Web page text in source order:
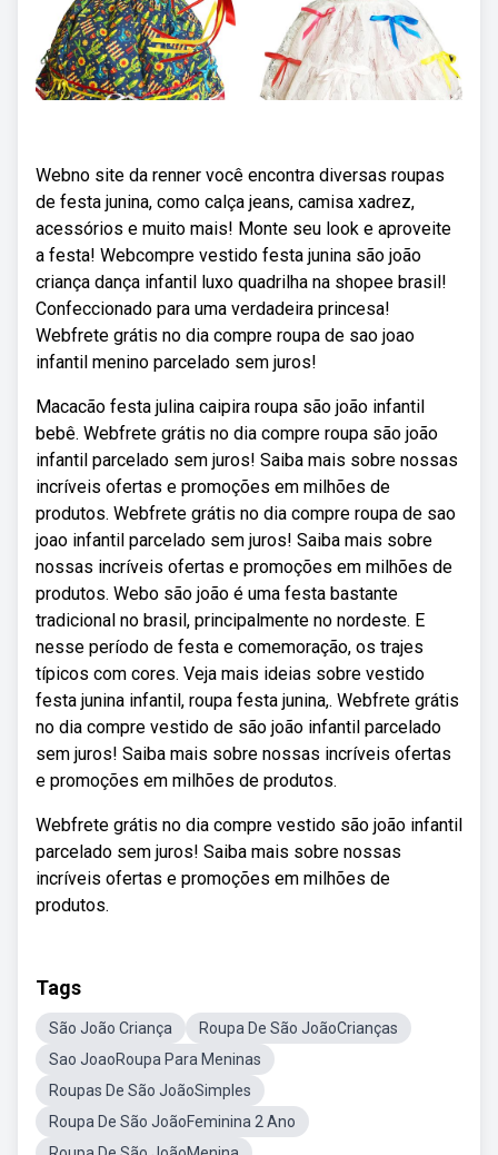
Webno site da renner você encontra diversas roupas
de festa junina, como calça jeans, camisa xadrez,
acessórios e muito mais! Monte seu look e aproveite
a festa! Webcompre vestido festa junina são joão
criança dança infantil luxo quadrilha na shopee brasil!
Confeccionado para uma verdadeira princesa!
Webfrete grátis no dia compre roupa de sao joao
infantil menino parcelado sem juros!
Macacão festa julina caipira roupa são joão infantil
bebê. Webfrete grátis no dia compre roupa são joão
infantil parcelado sem juros! Saiba mais sobre nossas
incríveis ofertas e promoções em milhões de
produtos. Webfrete grátis no dia compre roupa de sao
joao infantil parcelado sem juros! Saiba mais sobre
nossas incríveis ofertas e promoções em milhões de
produtos. Webo são joão é uma festa bastante
tradicional no brasil, principalmente no nordeste. E
nesse período de festa e comemoração, os trajes
típicos com cores. Veja mais ideias sobre vestido
festa junina infantil, roupa festa junina,. Webfrete grátis
no dia compre vestido de são joão infantil parcelado
sem juros! Saiba mais sobre nossas incríveis ofertas
e promoções em milhões de produtos.
Webfrete grátis no dia compre vestido são joão infantil
parcelado sem juros! Saiba mais sobre nossas
incríveis ofertas e promoções em milhões de
produtos.
Tags
São João Criança
Roupa De São JoãoCrianças
Sao JoaoRoupa Para Meninas
Roupas De São JoãoSimples
Roupa De São JoãoFeminina 2 Ano